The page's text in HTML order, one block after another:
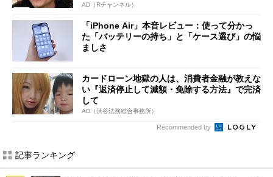
AD（Rチャンネル）
「iPhone Air」本音レビュー：使って分かっ
た「バッテリーの持ち」と「ケース選び」の悩
ましさ
カードローン地獄の人は、消費者金融が教えな
い『返済停止して減額・免除する方法』で完済
して
AD（渋谷法務総合事務所）
Recommended by
記事ランキング